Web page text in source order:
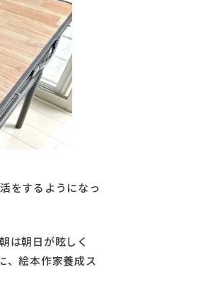
をするようになっ
は朝日が眩しく
、絵本作家養成ス